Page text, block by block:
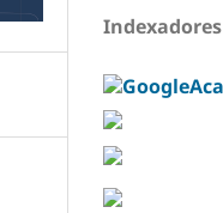
Indexadores